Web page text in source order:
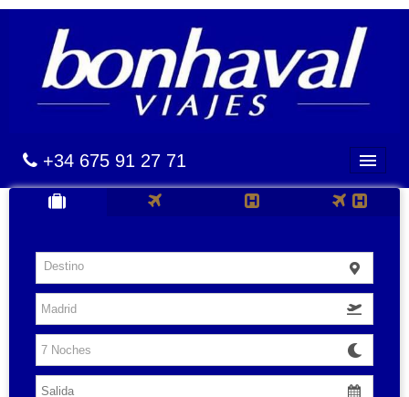
+34 675 91 27 71
CANARIAS
CARIBE
VUELOS
HOTELES
Destino